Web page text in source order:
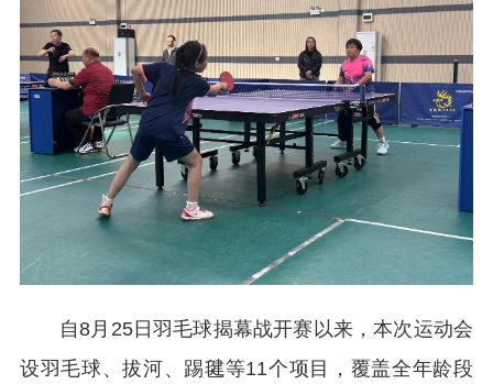
自8月25日羽毛球揭幕战开赛以来，本次运动会
设羽毛球、拔河、踢毽等11个项目，覆盖全年龄段